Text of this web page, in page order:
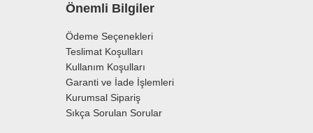
Önemli Bilgiler
Ödeme Seçenekleri
Teslimat Koşulları
Kullanım Koşulları
Garanti ve İade İşlemleri
Kurumsal Sipariş
Sıkça Sorulan Sorular